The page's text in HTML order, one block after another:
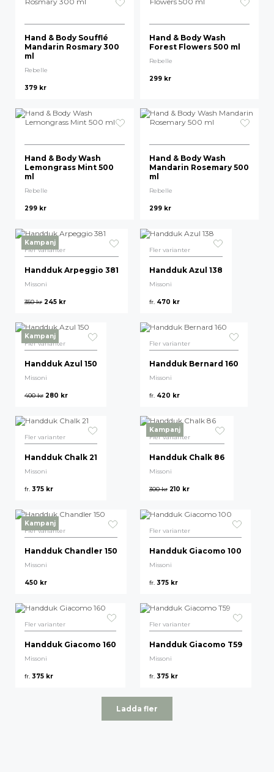
Hand & Body Soufflé
Mandarin Rosmary 300
ml
Rebelle
379 kr
Hand & Body Wash
Forest Flowers 500 ml
Rebelle
299 kr
Hand & Body Wash
Lemongrass Mint 500
ml
Rebelle
299 kr
Hand & Body Wash
Mandarin Rosemary 500
ml
Rebelle
299 kr
Kampanj
Fler varianter
Handduk Arpeggio 381
Missoni
350kr 245 kr
Fler varianter
Handduk Azul 138
Missoni
fr. 470 kr
Kampanj
Fler varianter
Handduk Azul 150
Missoni
400kr 280 kr
Fler varianter
Handduk Bernard 160
Missoni
fr. 420 kr
Fler varianter
Handduk Chalk 21
Missoni
fr. 375 kr
Kampanj
Fler varianter
Handduk Chalk 86
Missoni
300kr 210 kr
Kampanj
Fler varianter
Handduk Chandler 150
Missoni
450 kr
Fler varianter
Handduk Giacomo 100
Missoni
fr. 375 kr
Fler varianter
Handduk Giacomo 160
Missoni
fr. 375 kr
Fler varianter
Handduk Giacomo T59
Missoni
fr. 375 kr
Ladda fler